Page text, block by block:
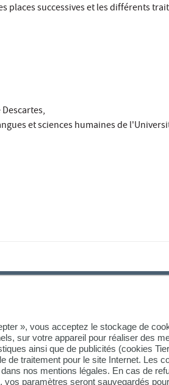
», vous acceptez le stockage de
sur votre appareil pour réaliser des
ainsi que de publicités (cookies
de traitement pour le site Internet. Les
nos mentions légales. En cas de
vos paramètres seront sauvegardés
places successives et les différents
et sciences humaines de